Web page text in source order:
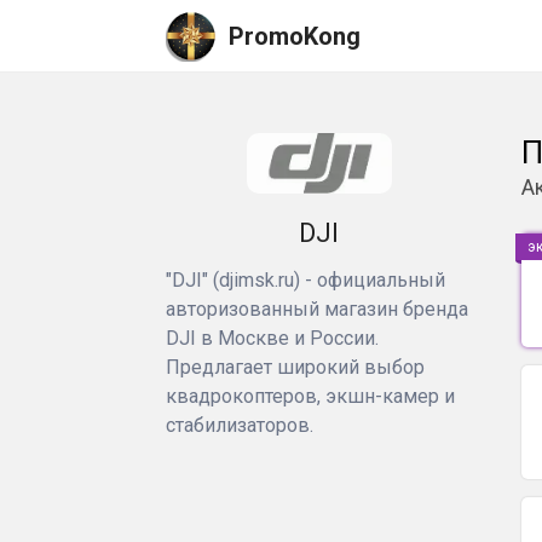
PromoKong
DJI
"DJI" (djimsk.ru) - официальный
авторизованный магазин бренда
DJI в Москве и России.
Предлагает широкий выбор
квадрокоптеров, экшн-камер и
стабилизаторов.